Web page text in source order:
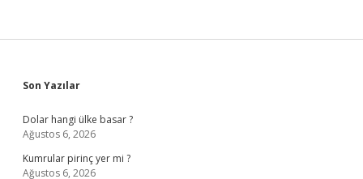
Sidebar
Son Yazılar
Dolar hangi ülke basar ?
Ağustos 6, 2026
Kumrular pirinç yer mi ?
Ağustos 6, 2026